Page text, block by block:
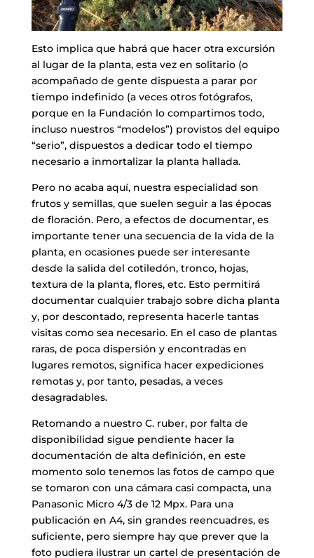
Esto implica que habrá que hacer otra excursión
al lugar de la planta, esta vez en solitario (o
acompañado de gente dispuesta a parar por
tiempo indefinido (a veces otros fotógrafos,
porque en la Fundación lo compartimos todo,
incluso nuestros “modelos”) provistos del equipo
“serio”, dispuestos a dedicar todo el tiempo
necesario a inmortalizar la planta hallada.
Pero no acaba aquí, nuestra especialidad son
frutos y semillas, que suelen seguir a las épocas
de floración. Pero, a efectos de documentar, es
importante tener una secuencia de la vida de la
planta, en ocasiones puede ser interesante
desde la salida del cotiledón, tronco, hojas,
textura de la planta, flores, etc. Esto permitirá
documentar cualquier trabajo sobre dicha planta
y, por descontado, representa hacerle tantas
visitas como sea necesario. En el caso de plantas
raras, de poca dispersión y encontradas en
lugares remotos, significa hacer expediciones
remotas y, por tanto, pesadas, a veces
desagradables.
Retomando a nuestro C. ruber, por falta de
disponibilidad sigue pendiente hacer la
documentación de alta definición, en este
momento solo tenemos las fotos de campo que
se tomaron con una cámara casi compacta, una
Panasonic Micro 4/3 de 12 Mpx. Para una
publicación en A4, sin grandes reencuadres, es
suficiente, pero siempre hay que prever que la
foto pudiera ilustrar un cartel de presentación de